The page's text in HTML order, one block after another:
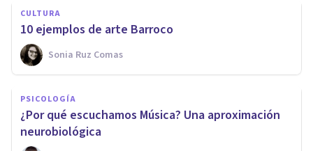
CULTURA
10 ejemplos de arte Barroco
Sonia Ruz Comas
PSICOLOGÍA
¿Por qué escuchamos Música? Una aproximación
neurobiológica